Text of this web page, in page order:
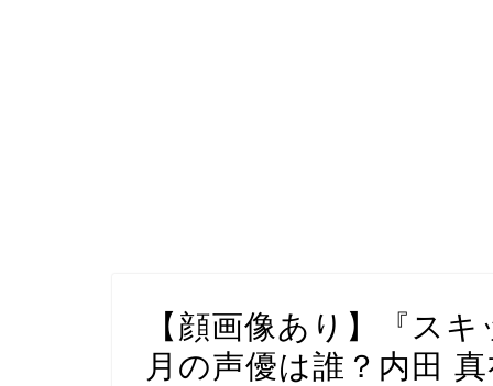
【顔画像あり】『ス
月の声優は誰？内田